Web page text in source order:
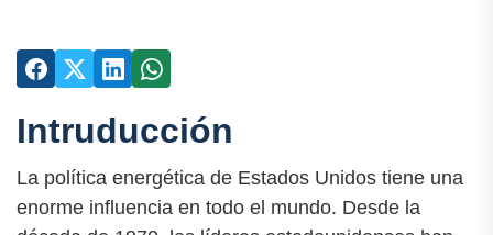
Intruducción
La política energética de Estados Unidos tiene una
enorme influencia en todo el mundo. Desde la